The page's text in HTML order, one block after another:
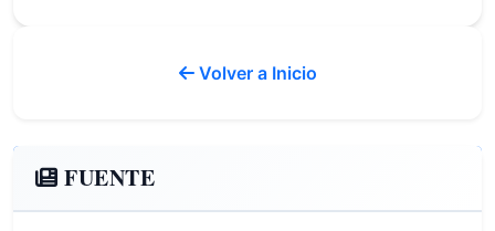
Volver a Inicio
FUENTE